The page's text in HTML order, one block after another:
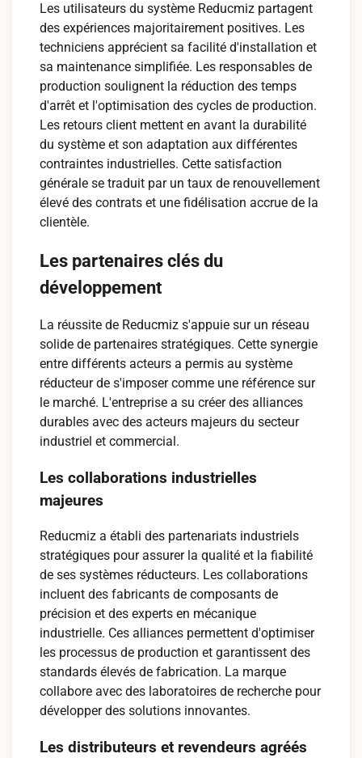
Les utilisateurs du système Reducmiz partagent
des expériences majoritairement positives. Les
techniciens apprécient sa facilité d'installation et
sa maintenance simplifiée. Les responsables de
production soulignent la réduction des temps
d'arrêt et l'optimisation des cycles de production.
Les retours client mettent en avant la durabilité
du système et son adaptation aux différentes
contraintes industrielles. Cette satisfaction
générale se traduit par un taux de renouvellement
élevé des contrats et une fidélisation accrue de la
clientèle.
Les partenaires clés du
développement
La réussite de Reducmiz s'appuie sur un réseau
solide de partenaires stratégiques. Cette synergie
entre différents acteurs a permis au système
réducteur de s'imposer comme une référence sur
le marché. L'entreprise a su créer des alliances
durables avec des acteurs majeurs du secteur
industriel et commercial.
Les collaborations industrielles
majeures
Reducmiz a établi des partenariats industriels
stratégiques pour assurer la qualité et la fiabilité
de ses systèmes réducteurs. Les collaborations
incluent des fabricants de composants de
précision et des experts en mécanique
industrielle. Ces alliances permettent d'optimiser
les processus de production et garantissent des
standards élevés de fabrication. La marque
collabore avec des laboratoires de recherche pour
développer des solutions innovantes.
Les distributeurs et revendeurs agréés